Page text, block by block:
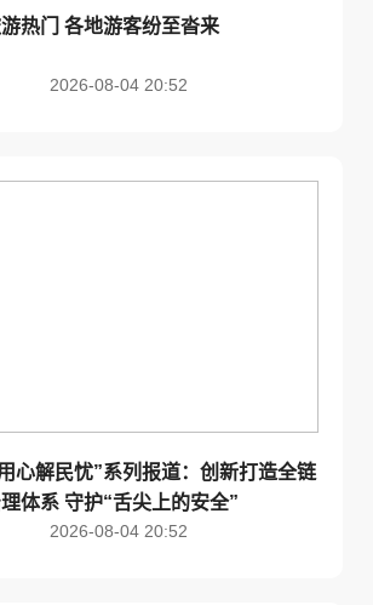
热门 各地游客纷至沓来
2026-08-04 20:52
心解民忧”系列报道：创新打造全链
体系 守护“舌尖上的安全”
2026-08-04 20:52